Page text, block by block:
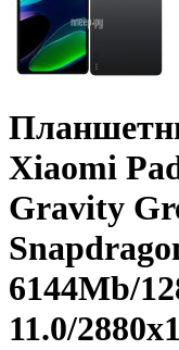
Xiaomi
Gravity
6144Mb/­
11.0/­